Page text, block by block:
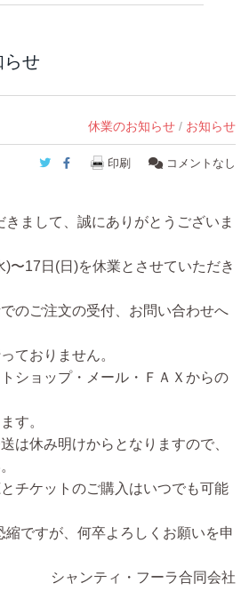
らせ
休業のお知らせ / お知らせ
Twitter
Facebook
印刷 コメントなし
まして、誠にありがとうございま
)〜17日(日)を休業とさせていただき
のご注文の受付、お問い合わせへ
ておりません。
ショップ・メール・ＦＡＸからの
す。
は休み明けから となりますので、
チケットのご購入はいつでも可能
縮ですが、何卒よろしくお願いを申
シャンティ・フーラ合同会社